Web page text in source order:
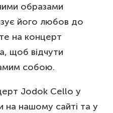
образами
його любов до
на концерт
щоб відчути
собою.
Jodok Cello у
на нашому сайті та у